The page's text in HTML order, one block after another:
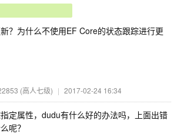
？为什么不使用EF Core的状态跟踪进行更
(高人七级) | 2017-02-24 16:34
定属性，dudu有什么好的办法吗，上面出错
呢？